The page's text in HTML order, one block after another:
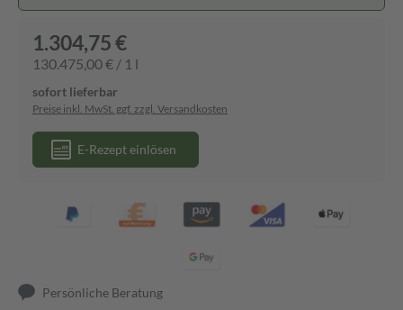
1.304,75 €
130.475,00 € / 1 l
sofort lieferbar
Preise inkl. MwSt. ggf. zzgl. Versandkosten
E-Rezept einlösen
Persönliche Beratung